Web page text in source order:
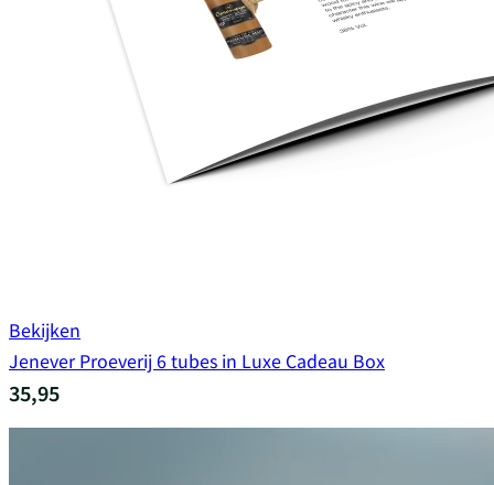
Bekijken
Jenever Proeverij 6 tubes in Luxe Cadeau Box
35,95